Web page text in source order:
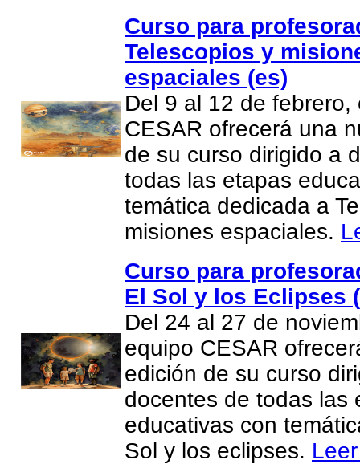
Curso para
Telescopios y
espaciales (es)
Del 9 al 12 de febrero,
CESAR ofrecerá una
de su curso dirigido a
todas las etapas
temática dedicada a
misiones espaciales.
Curso para
El Sol y los Eclipses
Del 24 al 27 de
equipo CESAR
edición de su curso
docentes de todas las
educativas con
Sol y los eclipses.